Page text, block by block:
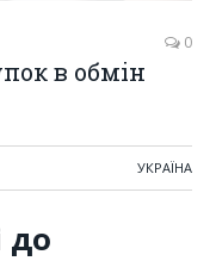
в обмін
0
УКРАЇНА
до